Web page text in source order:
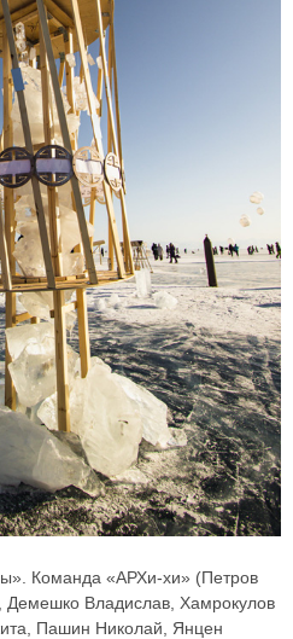
Команда «АРХи-хи» (Петров
Владислав, Хамрокулов
Пашин Николай, Янцен